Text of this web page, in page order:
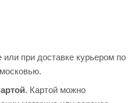
или при доставке курьером по
. Картой можно